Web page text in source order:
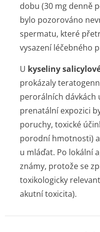
dobu (30 mg denně
bylo pozorováno
spermatu, které
vysazení léčebného
U kyseliny
prokázaly
perorálních dávkách
prenatální expozici
poruchy, toxické
porodní hmotnosti)
u mláďat. Po lokální
známy, protože se
toxikologicky
akutní toxicita).